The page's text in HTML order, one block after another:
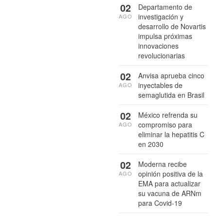
Departamento de
investigación y
desarrollo de Novartis
impulsa próximas
innovaciones
revolucionarias
02
AGO
Anvisa aprueba cinco
inyectables de
semaglutida en Brasil
02
AGO
México refrenda su
compromiso para
eliminar la hepatitis C
en 2030
02
AGO
Moderna recibe
opinión positiva de la
EMA para actualizar
su vacuna de ARNm
para Covid-19
02
AGO